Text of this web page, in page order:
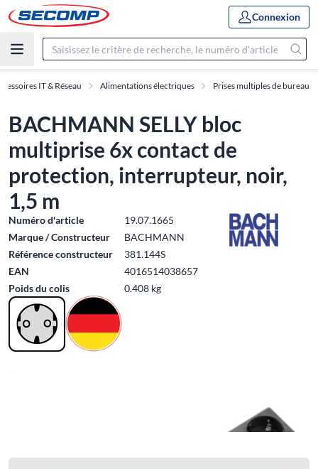
Connexion
IT & Réseau Alimentations électriques Prises multiples de bureau
BACHMANN SELLY bloc
multiprise 6x contact de
protection, interrupteur, noir,
1,5 m
Numéro d'article
19.07.1665
Marque / Constructeur
BACHMANN
Référence constructeur
381.144S
EAN
4016514038657
Poids du colis
0.408 kg